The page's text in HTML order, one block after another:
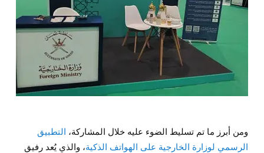
ومن أبرز ما تم تسليط الضوء عليه خلال المشاركة، التطبيق
الرسمي لوزارة الخارجية على الهواتف الذكية، والذي يُعد رفيق